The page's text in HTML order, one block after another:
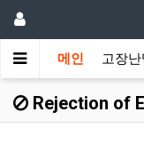
메인 고장난
Rejection of